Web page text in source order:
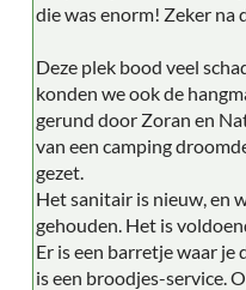
die was enorm! Zeker na
Deze plek bood veel
konden we ook de
gerund door Zoran en
van een camping
gezet.
Het sanitair is nieuw, en
gehouden. Het is
Er is een barretje waar je
is een broodjes-service.